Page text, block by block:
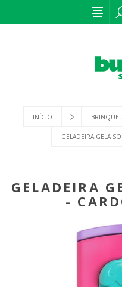
INÍCIO
GELADEIRA GELA
GELADEIRA
-